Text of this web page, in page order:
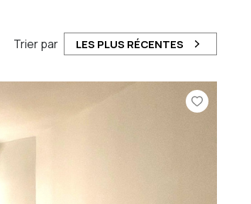
Trier par LES PLUS RÉCENTES